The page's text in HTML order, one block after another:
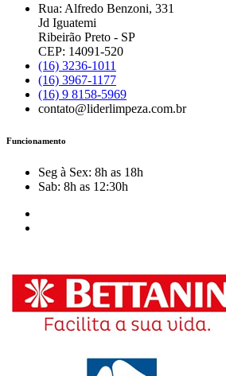
Rua: Alfredo Benzoni, 331
Jd Iguatemi
Ribeirão Preto - SP
CEP: 14091-520
(16) 3236-1011
(16) 3967-1177
(16) 9 8158-5969
contato@liderlimpeza.com.br
Funcionamento
Seg à Sex: 8h as 18h
Sab: 8h as 12:30h